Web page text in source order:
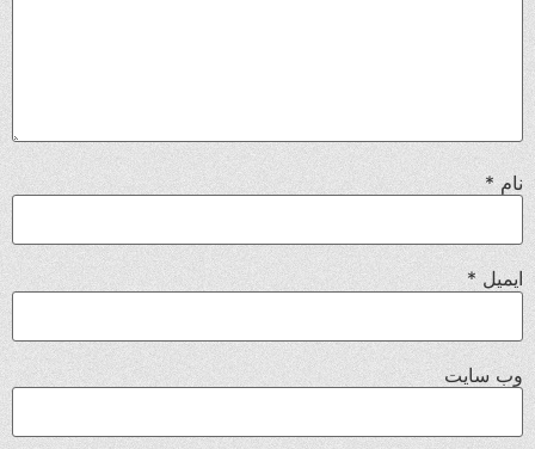
نام *
ایمیل*
وب‌ سایت